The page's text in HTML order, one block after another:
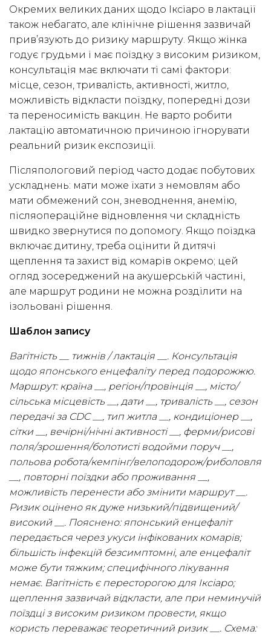
Окремих великих даних щодо Іксіаро в лактації
також небагато, але клінічне рішення зазвичай
прив’язують до ризику маршруту. Якщо жінка
годує грудьми і має поїздку з високим ризиком,
консультація має включати ті самі фактори:
місце, сезон, тривалість, активності, житло,
можливість відкласти поїздку, попередні дози
та переносимість вакцин. Не варто робити
лактацію автоматичною причиною ігнорувати
реальний ризик експозиції.
Післяпологовий період часто додає побутових
ускладнень: мати може їхати з немовлям або
мати обмежений сон, зневоднення, анемію,
післяопераційне відновлення чи складність
швидко звернутися по допомогу. Якщо поїздка
включає дитину, треба оцінити й дитячі
щеплення та захист від комарів окремо; цей
огляд зосереджений на акушерській частині,
але маршрут родини не можна розділити на
ізольовані рішення.
Шаблон запису
Вагітність __ тижнів / лактація __. Консультація
щодо японського енцефаліту перед подорожжю.
Маршрут: країна __, регіон/провінція __, місто/
сільська місцевість __, дати __, тривалість __, сезон
передачі за CDC __, тип житла __, кондиціонер __,
сітки __, вечірні/нічні активності __, ферми/рисові
поля/зрошення/болотисті водойми поруч __,
польова робота/кемпінг/велоподорож/риболовля
__, повторні поїздки або проживання __,
можливість перенести або змінити маршрут __.
Ризик оцінено як дуже низький/підвищений/
високий __. Пояснено: японський енцефаліт
передається через укуси інфікованих комарів;
більшість інфекцій безсимптомні, але енцефаліт
може бути тяжким; специфічного лікування
немає. Вагітність є пересторогою для Іксіаро;
щеплення зазвичай відкласти, але при неминучій
поїздці з високим ризиком провести, якщо
користь переважає теоретичний ризик __. Схема: